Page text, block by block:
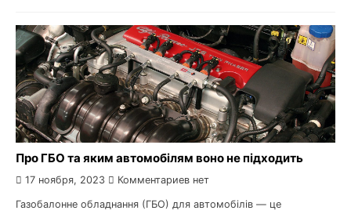
Про ГБО та яким автомобілям воно не підходить
17 ноября, 2023 Комментариев нет
Газобалонне обладнання (ГБО) для автомобілів — це